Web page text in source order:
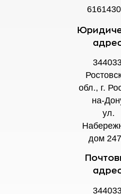
обл., г.
на-
ул.
дом